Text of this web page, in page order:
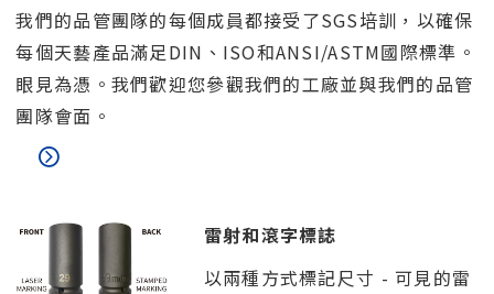
我們的品管團隊的每個成員都接受了SGS培訓，以確保
每個天藝產品滿足DIN、ISO和ANSI/ASTM國際標準。
眼見為憑。我們歡迎您參觀我們的工廠並與我們的品管
團隊會面。
雷射和滾字標誌
以兩種方式標記尺寸 - 可見的雷